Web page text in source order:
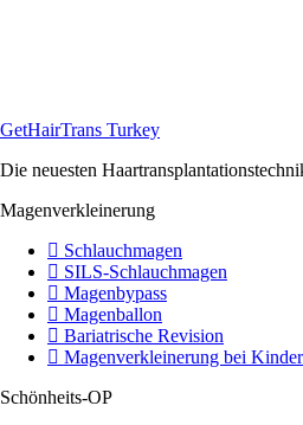
GetHairTrans Turkey
Die neuesten
Magenverkleinerung
Schlauchmagen
SILS-Schlauchmagen
Magenbypass
Magenballon
Bariatrische Revision
Magenverkleinerung bei
Schönheits-OP